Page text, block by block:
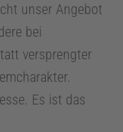
unser Angebot
bei
versprengter
Es ist das